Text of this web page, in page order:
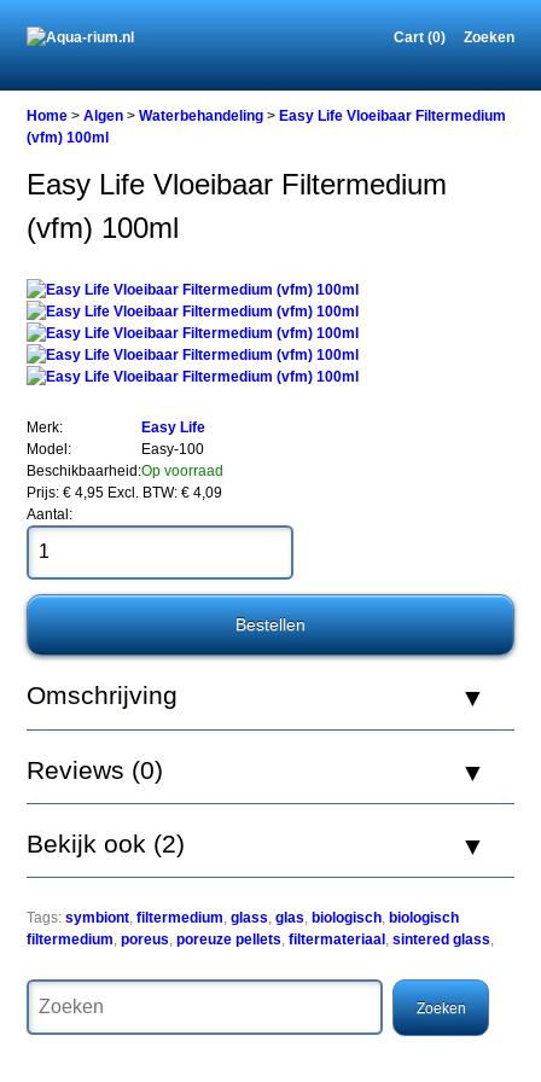
Cart (0) Zoeken
Home
Algen
Waterbehandeling
Easy
Vloeibaar
Filtermedium
(vfm)
100ml
Easy
Life
Vloeibaar
Filtermedium
(vfm)
Life
(Easy-
vfm)
tot
nieuwe
produktgeneratie
de
vivaristiek.
Home >Algen >Waterbehandeling >Easy Life Vloeibaar Filtermedium
(vfm) 100ml
Easy Life Vloeibaar Filtermedium
(vfm) 100ml
Merk:
Easy Life
Model:
Easy-100
Beschikbaarheid:Op voorraad
Prijs: € 4,95 Excl. BTW: € 4,09
Aantal:
Omschrijving
Reviews (0)
Bekijk ook (2)
Tags: symbiont,filtermedium,glass,glas, biologisch, biologisch
filtermedium,poreus,poreuze pellets,filtermateriaal ,sintered glass,